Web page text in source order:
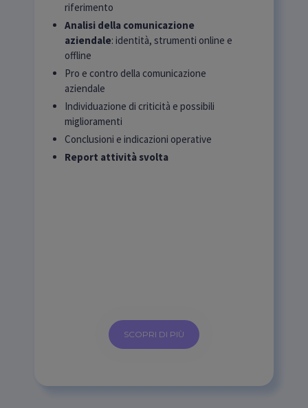
riferimento
Analisi della comunicazione
aziendale: identità, strumenti online e
offline
Pro e contro della comunicazione
aziendale
Individuazione di criticità e possibili
miglioramenti
Conclusioni e indicazioni operative
Report attività svolta
SCOPRI DI PIÙ